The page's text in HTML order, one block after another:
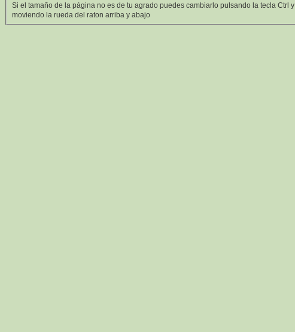
Si el tamaño de la página no es de tu agrado puedes cambiarlo pulsando la tecla Ctrl y
moviendo la rueda del raton arriba y abajo